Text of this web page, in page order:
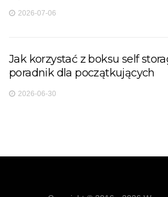
2026-07-06
Jak korzystać z boksu self
poradnik dla początkujących
2026-06-30